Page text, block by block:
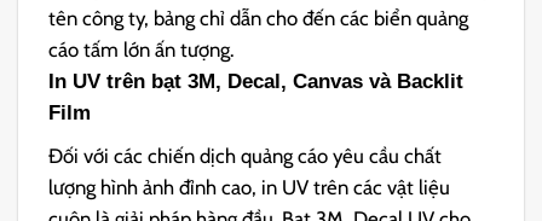
tên công ty, bảng chỉ dẫn cho đến các biển quảng
cáo tấm lớn ấn tượng.
In UV trên bạt 3M, Decal, Canvas và Backlit
Film
Đối với các chiến dịch quảng cáo yêu cầu chất
lượng hình ảnh đỉnh cao, in UV trên các vật liệu